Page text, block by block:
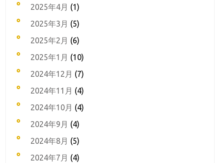
2025年4月 (1)
2025年3月 (5)
2025年2月 (6)
2025年1月 (10)
2024年12月 (7)
2024年11月 (4)
2024年10月 (4)
2024年9月 (4)
2024年8月 (5)
2024年7月 (4)